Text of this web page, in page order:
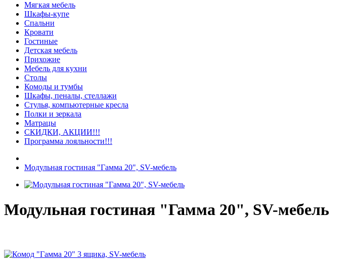
Мягкая мебель
Шкафы-купе
Спальни
Кровати
Гостиные
Детская мебель
Прихожие
Мебель для кухни
Столы
Комоды и тумбы
Шкафы, пеналы, стеллажи
Стулья, компьютерные кресла
Полки и зеркала
Матрацы
СКИДКИ, АКЦИИ!!!
Программа лояльности!!!
Модульная гостиная "Гамма 20", SV-мебель
Модульная гостиная "Гамма 20", SV-мебель